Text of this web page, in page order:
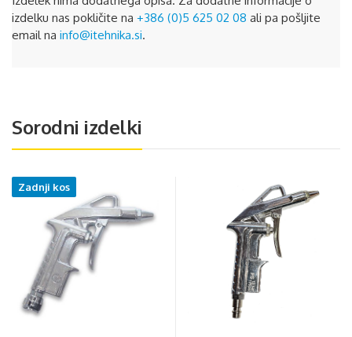
izdelku nas pokličite na +386 (0)5 625 02 08 ali pa pošljite
email na info@itehnika.si.
Sorodni izdelki
Zadnji kos